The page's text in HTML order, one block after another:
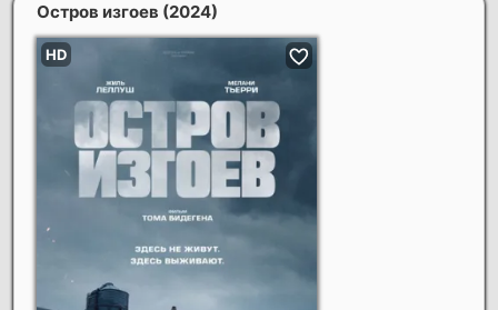
Остров изгоев (2024)